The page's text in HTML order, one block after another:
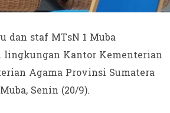
dan staf MTsN 1 Muba
lingkungan Kantor Kementerian
Agama Provinsi Sumatera
Senin (20/9).